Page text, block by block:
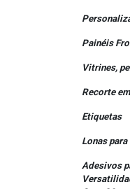
Painéis
Vitrines,
Recorte
Etiquetas
Lonas
Adesivos